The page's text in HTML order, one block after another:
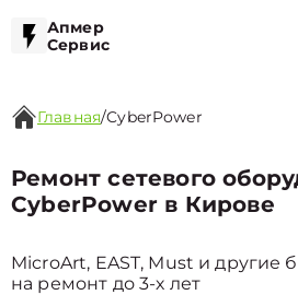
Апмер
Сервис
Главная/CyberPower
Ремонт сетевого
CyberPower в Кирове
MicroArt, EAST, Must и другие
на ремонт до 3-х лет